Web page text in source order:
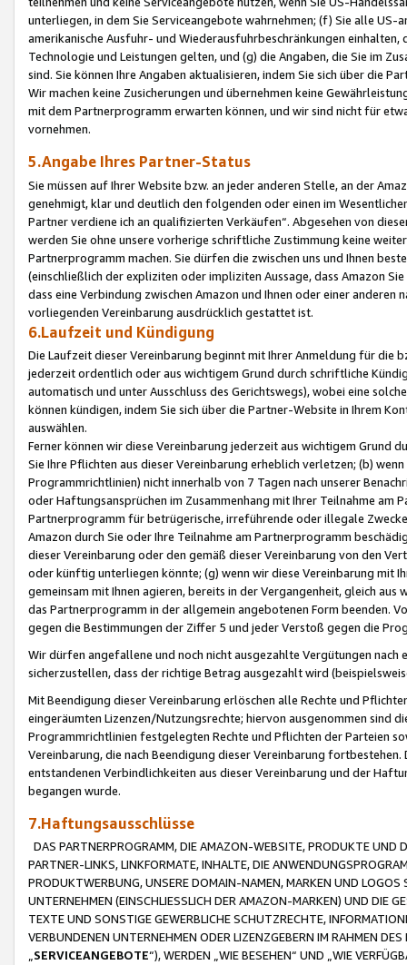
unterliegen, in dem Sie Serviceangebote wahrnehmen; (f) Sie alle
amerikanische Ausfuhr- und Wiederausfuhrbeschränkungen
Technologie und Leistungen gelten, und (g) die Angaben, die Sie im
sind. Sie können Ihre Angaben aktualisieren, indem Sie sich über die
Wir machen keine Zusicherungen und übernehmen keine
mit dem Partnerprogramm erwarten können, und wir sind nicht für
vornehmen.
5.Angabe Ihres Partner-Status
Sie müssen auf Ihrer Website bzw. an jeder anderen Stelle, an der
genehmigt, klar und deutlich den folgenden oder einen im
Partner verdiene ich an qualifizierten Verkäufen“. Abgesehen von
werden Sie ohne unsere vorherige schriftliche Zustimmung keine
Partnerprogramm machen. Sie dürfen die zwischen uns und Ihnen
(einschließlich der expliziten oder impliziten Aussage, dass Amazon
dass eine Verbindung zwischen Amazon und Ihnen oder einer
vorliegenden Vereinbarung ausdrücklich gestattet ist.
6.Laufzeit und Kündigung
Die Laufzeit dieser Vereinbarung beginnt mit Ihrer Anmeldung für die
jederzeit ordentlich oder aus wichtigem Grund durch schriftliche
automatisch und unter Ausschluss des Gerichtswegs), wobei eine
können kündigen, indem Sie sich über die Partner-Website in Ihrem
auswählen.
Ferner können wir diese Vereinbarung jederzeit aus wichtigem Grund
Sie Ihre Pflichten aus dieser Vereinbarung erheblich verletzen; (b)
Programmrichtlinien) nicht innerhalb von 7 Tagen nach unserer
oder Haftungsansprüchen im Zusammenhang mit Ihrer Teilnahme am
Partnerprogramm für betrügerische, irreführende oder illegale
Amazon durch Sie oder Ihre Teilnahme am Partnerprogramm
dieser Vereinbarung oder den gemäß dieser Vereinbarung von den
oder künftig unterliegen könnte; (g) wenn wir diese Vereinbarung mit
gemeinsam mit Ihnen agieren, bereits in der Vergangenheit, gleich
das Partnerprogramm in der allgemein angebotenen Form beenden.
gegen die Bestimmungen der Ziffer 5 und jeder Verstoß gegen die
Wir dürfen angefallene und noch nicht ausgezahlte Vergütungen
sicherzustellen, dass der richtige Betrag ausgezahlt wird
Mit Beendigung dieser Vereinbarung erlöschen alle Rechte und
eingeräumten Lizenzen/Nutzungsrechte; hiervon ausgenommen sind
Programmrichtlinien festgelegten Rechte und Pflichten der Parteien
Vereinbarung, die nach Beendigung dieser Vereinbarung
entstandenen Verbindlichkeiten aus dieser Vereinbarung und der
begangen wurde.
7.Haftungsausschlüsse
DAS PARTNERPROGRAMM, DIE AMAZON-WEBSITE, PRODUKTE UND
PARTNER-LINKS, LINKFORMATE, INHALTE, DIE
PRODUKTWERBUNG, UNSERE DOMAIN-NAMEN, MARKEN UND
UNTERNEHMEN (EINSCHLIESSLICH DER AMAZON-MARKEN) UND DIE
TEXTE UND SONSTIGE GEWERBLICHE SCHUTZRECHTE,
VERBUNDENEN UNTERNEHMEN ODER LIZENZGEBERN IM RAHMEN
SERVICEANGEBOTE“), WERDEN „WIE BESEHEN“ UND „WIE